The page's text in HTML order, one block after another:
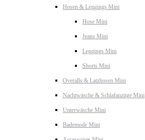
Hosen & Leggings Mini
Hose Mini
Jeans Mini
Leggings Mini
Shorts Mini
Overalls & Latzhosen Mini
Nachtwäsche & Schlafanzüge Mini
Unterwäsche Mini
Bademode Mini